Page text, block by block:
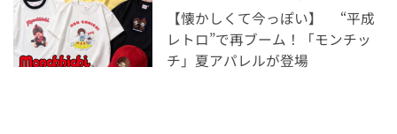
【懐かしくて今っぽい】 “平成
レトロ”で再ブーム！「モンチッ
チ」夏アパレルが登場